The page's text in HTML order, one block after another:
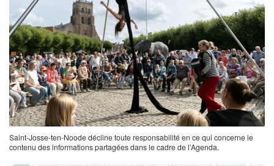
Saint-Josse-ten-Noode décline toute responsabilité en ce qui concerne le
contenu des informations partagées dans le cadre de l’Agenda.